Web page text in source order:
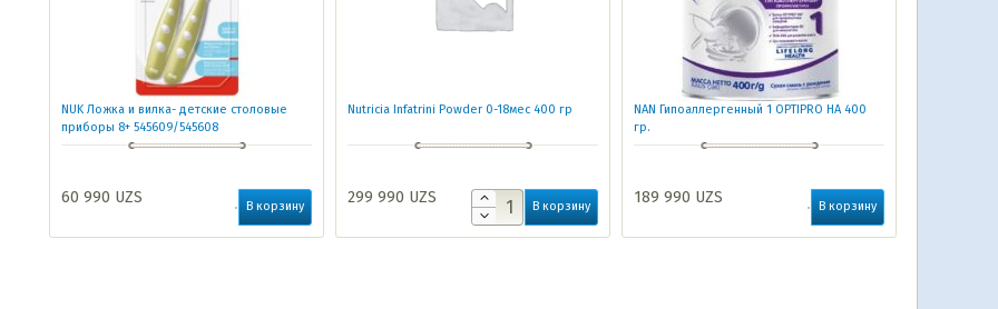
NUK Ложка и вилка- детские столовые
приборы 8+ 545609/545608
60 990 UZS В корзину
Nutricia Infatrini Powder 0-18мес 400 гр
299 990 UZS В корзину
NAN Гипоаллергенный 1 OPTIPRO HA 400
гр.
189 990 UZS В корзину